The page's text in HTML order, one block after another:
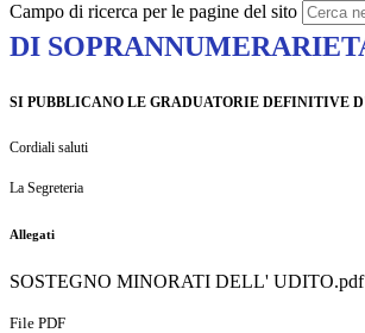
Campo di ricerca per le pagine del sito
DI
SI PUBBLICANO LE GRADUATORIE DEFINITIVE
Cordiali saluti
La Segreteria
Allegati
SOSTEGNO MINORATI DELL' UDITO.pdf
File PDF